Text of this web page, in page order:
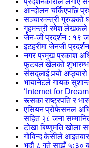
प्रदर्शनकारीले लगाए
आन्दोलन चर्किएपछि
सञ्चारमन्त्री गुरुङको
गृहमन्त्री रमेश लेखकले
जेन-जी प्रदर्शन : १९
इटहरीमा जेनजी
नगर प्रमुख प्रकाश
फुटबल खेलको शुभारम्भ
संसद्लाई पर्‍यो अप्ठ्यारो
भायानेटले गायक
‘Internet for
रूसका राष्ट्रपति र
एसियन प्रोफेसनल
सहित २८ जना
टोखा बिष्णुमति खोला
गोविन्द केसीले
भदौं ८ गते साझँ ५ः३०